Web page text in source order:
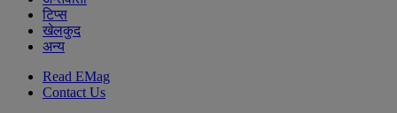
टिप्स
खेलकुद
अन्य
Read EMag
Contact Us